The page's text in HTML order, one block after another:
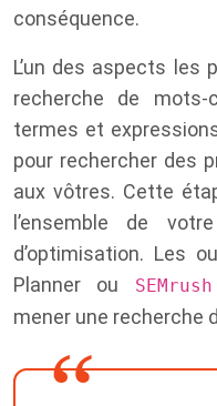
conséquence.
L’un des aspects les
recherche de mots-
termes et
pour rechercher des
aux vôtres. Cette
l’ensemble de
d’optimisation. Les
Planner ou
mener une recherche